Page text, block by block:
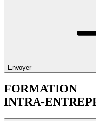
Envoyer
FORMATION
INTRA-